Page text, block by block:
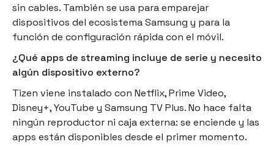
sin cables. También se usa para emparejar
dispositivos del ecosistema Samsung y para la
función de configuración rápida con el móvil.
¿Qué apps de streaming incluye de serie y necesito
algún dispositivo externo?
Tizen viene instalado con Netflix, Prime Video,
Disney+, YouTube y Samsung TV Plus. No hace falta
ningún reproductor ni caja externa: se enciende y las
apps están disponibles desde el primer momento.